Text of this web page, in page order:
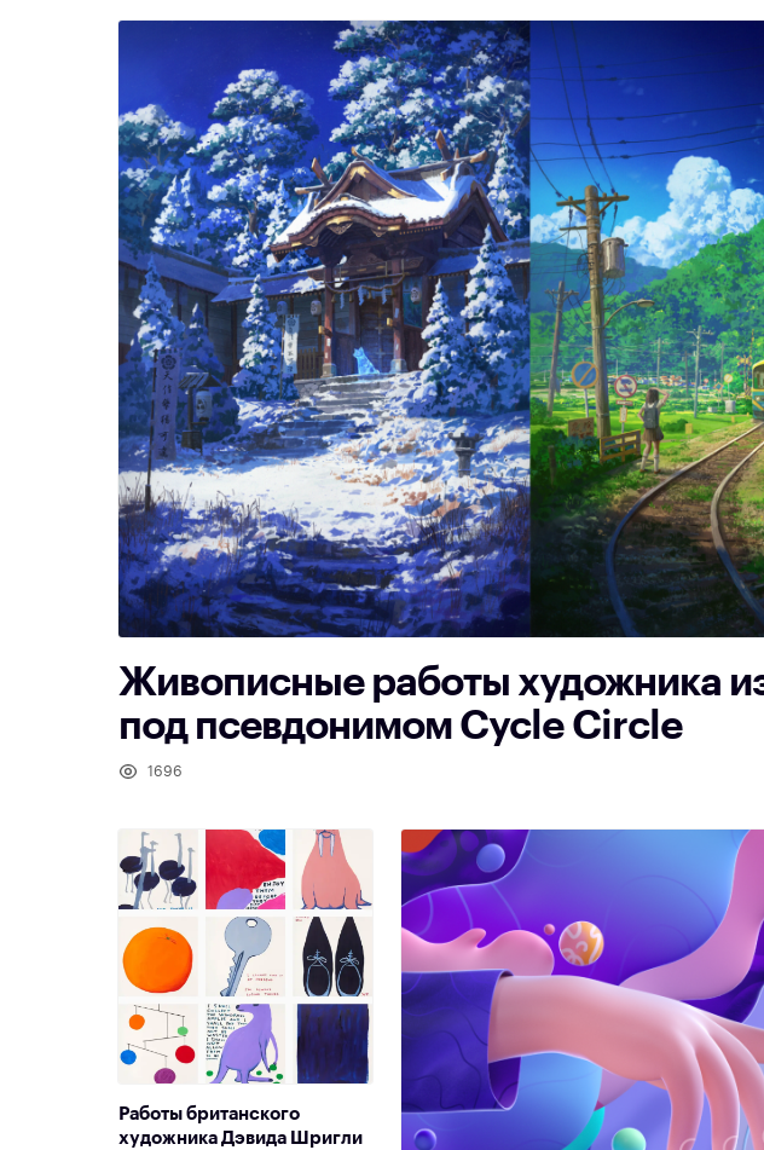
Живописные работы художника
под псевдонимом Cycle Circle
1696
Работы британского
художника Дэвида Шригли